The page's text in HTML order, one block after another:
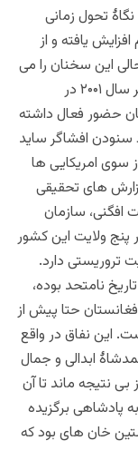
تحول زمانی
یافته و از
این سخنان را می
گوید که اکنون القاعده بیشتر از یازدهم دسمبر سال ۲۰۰۱ در
حضور فعال داشته
سنودن افشاگر ساید
سوی امریکایی ها
های تحقیقی
افگنی، سازمان
پنج ولایت این کشور
فعالیت تروریستی دارد.
نامتحد بوده،
حتا پیش از
این نفاق در واقع
ابدالی و جمال
نتیجه ماند تا آن
پادشاهی برگزیده
خان های بود که